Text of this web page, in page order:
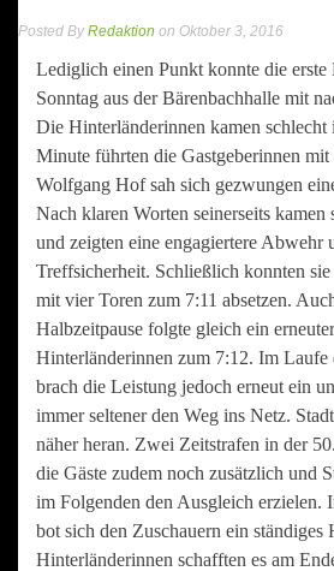
Posted ByRedaktion on Oktober 3, 2016
Lediglich einen Punkt konnte die erste
Sonntag aus der Bärenbachhalle mit
Die Hinterländerinnen kamen schlecht
Minute führten die Gastgeberinnen
Wolfgang Hof sah sich gezwungen
Nach klaren Worten seinerseits kamen
und zeigten eine engagiertere Abwehr
Treffsicherheit. Schließlich konnten
mit vier Toren zum 7:11 absetzen.
Halbzeitpause folgte gleich ein
Hinterländerinnen zum 7:12. Im
brach die Leistung jedoch erneut ein
immer seltener den Weg ins Netz.
näher heran. Zwei Zeitstrafen in der
die Gäste zudem noch zusätzlich und
im Folgenden den Ausgleich erzielen.
bot sich den Zuschauern ein
Hinterländerinnen schafften es am